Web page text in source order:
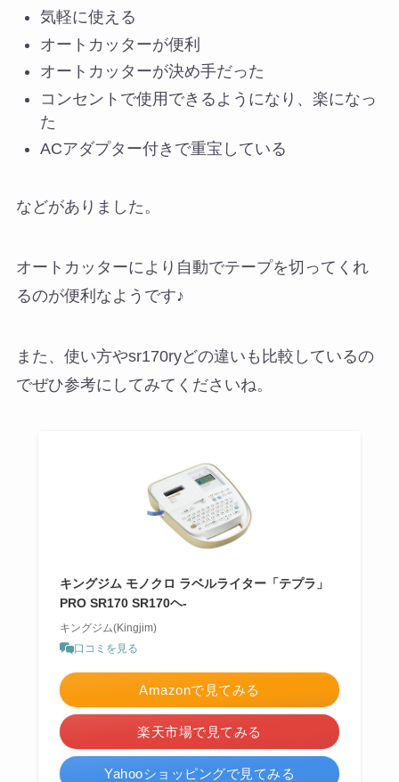
気軽に使える
オートカッターが便利
オートカッターが決め手だった
コンセントで使用できるようになり、楽になっ
た
ACアダプター付きで重宝している
などがありました。
オートカッターにより自動でテープを切ってくれ
るのが便利なようです♪
また、使い方やsr170ryどの違いも比較しているの
でぜひ参考にしてみてくださいね。
キングジム モノクロ ラベルライター「テプラ」
PRO SR170 SR170ヘ-
キングジム(Kingjim)
口コミを見る
Amazonで見てみる
楽天市場で見てみる
Yahooショッピングで見てみる